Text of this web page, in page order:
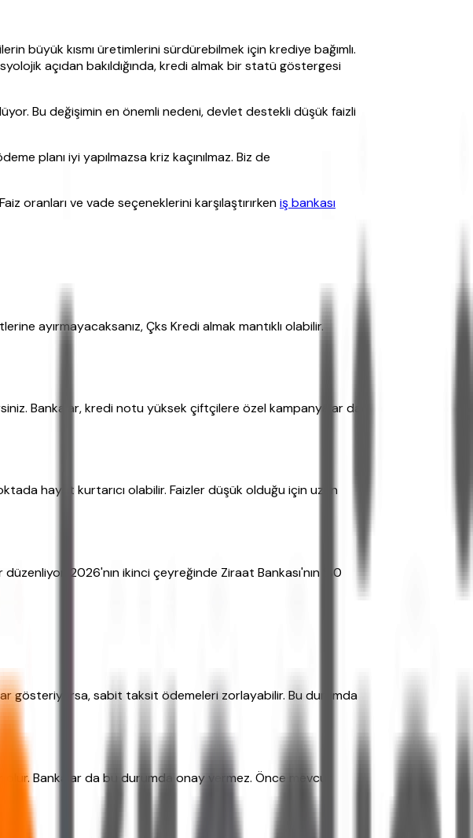
büyük kısmı üretimlerini sürdürebilmek için krediye bağımlı.
açıdan bakıldığında, kredi almak bir statü göstergesi
Bu değişimin en önemli nedeni, devlet destekli düşük faizli
planı iyi yapılmazsa kriz kaçınılmaz. Biz de
oranları ve vade seçeneklerini karşılaştırırkeniş bankası
ayırmayacaksanız, Çks Kredi almak mantıklı olabilir.
Bankalar, kredi notu yüksek çiftçilere özel kampanyalar da
hayat kurtarıcı olabilir. Faizler düşük olduğu için uzun
2026'nın ikinci çeyreğinde Ziraat Bankası'nın %0
gösteriyorsa, sabit taksit ödemeleri zorlayabilir. Bu durumda
Bankalar da bu durumda onay vermez. Önce mevcut